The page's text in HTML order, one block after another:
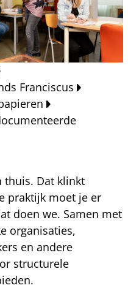
Franciscus
thuis. Dat klinkt
praktijk moet je er
doen we. Samen met
organisaties,
en andere
structurele